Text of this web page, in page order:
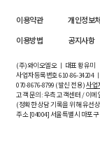
이용약관 개인정보
이용방법
공지사항
(주)와이오엘오 ㅣ 대표 황유미
사업자등록번호610-86-34204
070-8676-8799 (발신 전용)사업
고객 문의: 우측 고객센터 / 이
(정확한 상담 기록을 위해 유선
주소 [04004] 서울특별시 마포